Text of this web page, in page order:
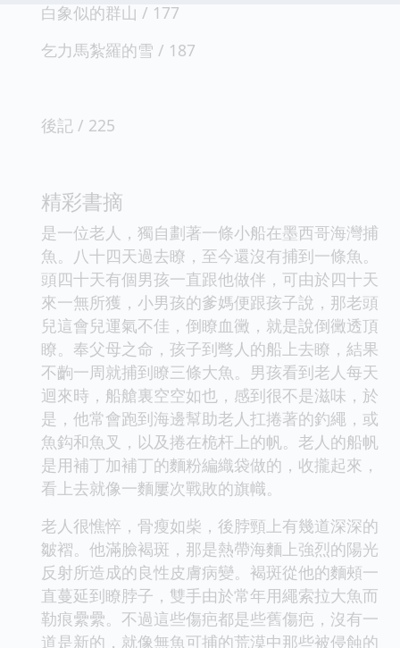
白象似的群山 / 177
乞力馬紮羅的雪 / 187
後記 / 225
精彩書摘
是一位老人，獨自劃著一條小船在墨西哥海灣捕
魚。八十四天過去瞭，至今還沒有捕到一條魚。
頭四十天有個男孩一直跟他做伴，可由於四十天
來一無所獲，小男孩的爹媽便跟孩子說，那老頭
兒這會兒運氣不佳，倒瞭血黴，就是說倒黴透頂
瞭。奉父母之命，孩子到彆人的船上去瞭，結果
不齣一周就捕到瞭三條大魚。男孩看到老人每天
迴來時，船艙裏空空如也，感到很不是滋味，於
是，他常會跑到海邊幫助老人扛捲著的釣繩，或
魚鈎和魚叉，以及捲在桅杆上的帆。老人的船帆
是用補丁加補丁的麵粉編織袋做的，收攏起來，
看上去就像一麵屢次戰敗的旗幟。
老人很憔悴，骨瘦如柴，後脖頸上有幾道深深的
皺褶。他滿臉褐斑，那是熱帶海麵上強烈的陽光
反射所造成的良性皮膚病變。褐斑從他的麵頰一
直蔓延到瞭脖子，雙手由於常年用繩索拉大魚而
勒痕纍纍。不過這些傷疤都是些舊傷疤，沒有一
道是新的，就像無魚可捕的荒漠中那些被侵蝕的